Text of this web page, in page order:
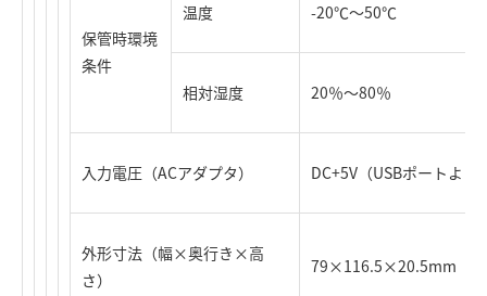
保管時環境
条件
温度 -20℃～50℃
相対湿度 20％～80％
入力電圧（ACアダプタ） DC+5V（USBポートより
外形寸法（幅×奥行き×高
さ）
79×116.5×20.5mm（本